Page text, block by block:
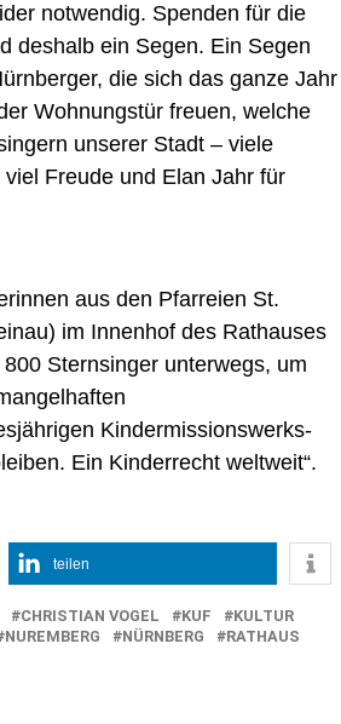
notwendig. Spenden für die
deshalb ein Segen. Ein Segen
die sich das ganze Jahr
Wohnungstür freuen, welche
unserer Stadt – viele
Freude und Elan Jahr für
aus den Pfarreien St.
im Innenhof des Rathauses
Sternsinger unterwegs, um
Kindermissionswerks-
Ein Kinderrecht weltweit“.
teilen
CHRISTIAN VOGEL KUF
KULTUR
NUREMBERG NÜRNBERG
RATHAUS